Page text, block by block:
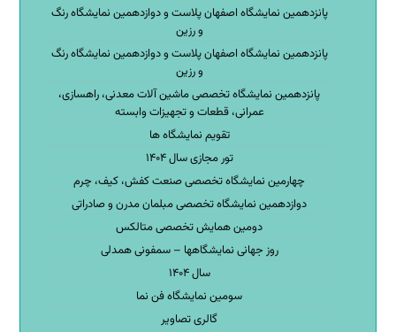
پانزدهمین نمایشگاه اصفهان پلاست و دوازدهمین نمایشگاه رنگ
و رزین
پانزدهمین نمایشگاه اصفهان پلاست و دوازدهمین نمایشگاه رنگ
و رزین
پانزدهمین نمایشگاه تخصصی ماشین آلات معدنی، راهسازی،
عمرانی، قطعات و تجهیزات وابسته
تقویم نمایشگاه ها
تور مجازی سال ۱۴۰۴
چهارمین نمایشگاه تخصصی صنعت کفش، کیف، چرم
دوازدهمین نمایشگاه تخصصی مبلمان مدرن و صادراتی
دومین همایش تخصصی متالکس
روز جهانی نمایشگاهها – سمفونی همدلی
سال ۱۴۰۴
سومین نمایشگاه فن نما
گالری تصاویر